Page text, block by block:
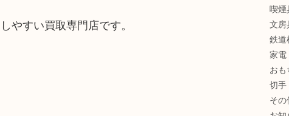
やすい買取専門店です。
喫煙
文房
鉄道
家電
おも
切手
その